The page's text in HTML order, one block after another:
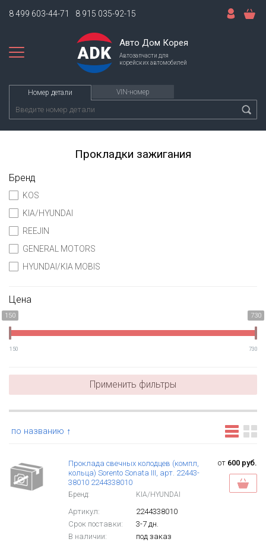
8 499 603-44-71 8 915 035-92-15
Авто Дом Корея
Автозапчасти для
корейских автомобилей
Номер детали VIN-номер
Прокладки зажигания
Бренд
KOS
KIA/HYUNDAI
REEJIN
GENERAL MOTORS
HYUNDAI/KIA MOBIS
Цена
150 730
150 730
Применить фильтры
по названию ↑
Проклада свечных колодцев (компл,
кольца) Sorento Sonata III, арт. 22443-
38010 2244338010
Бренд: KIA/HYUNDAI
Артикул:
2244338010
Срок поставки:
3-7 дн.
В наличии:
под заказ
от 600 руб.